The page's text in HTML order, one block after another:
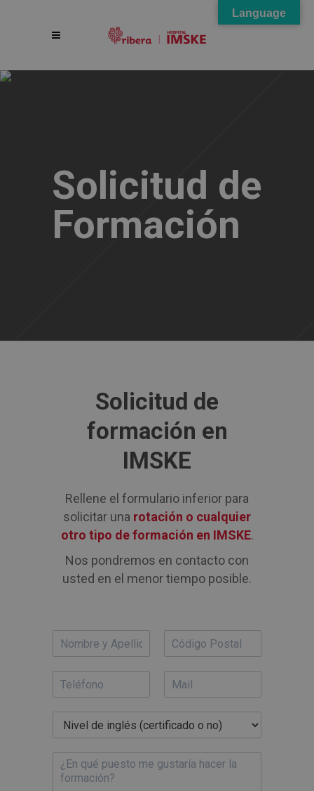
Solicitud de
Formación
Solicitud de
formación en
IMSKE
Rellene el formulario inferior para
solicitar una rotación o cualquier
otro tipo de formación en IMSKE.
Nos pondremos en contacto con
usted en el menor tiempo posible.
Language